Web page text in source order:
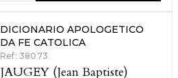
DICIONARIO APOLOGETICO
DA FE CATOLICA
Ref: 38073
JAUGEY (Jean Baptiste)